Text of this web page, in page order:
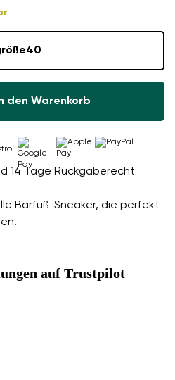
Barfuß-Sneaker, die perfekt
40
den Warenkorb
14 Tage Rückgaberecht
auf Trustpilot